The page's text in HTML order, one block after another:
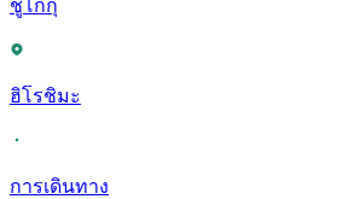
ชูโกกุ
ฮิโรชิมะ
การเดินทาง